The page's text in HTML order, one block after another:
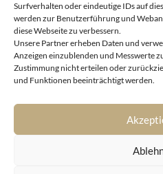
Surfverhalten oder eindeutige IDs auf
werden zur Benutzerführung und
diese Webseite zu verbessern.
Unsere Partner erheben Daten und
Anzeigen einzublenden und Messwerte
Zustimmung nicht erteilen oder
und Funktionen beeinträchtigt werden.
Kitzbühel